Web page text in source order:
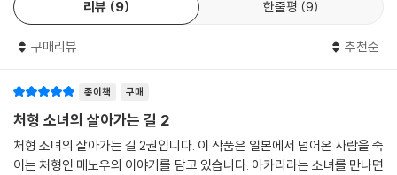
리뷰 9 한줄평 9
구매리뷰 추천순
종이책 구매
처형 소녀의 살아가는 길 2
처형 소녀의 살아가는 길 2권입니다. 이 작품은 일본에서 넘어온 사람을 죽
이는 처형인 메노우의 이야기를 담고 있습니다. 아카리라는 소녀를 만나면